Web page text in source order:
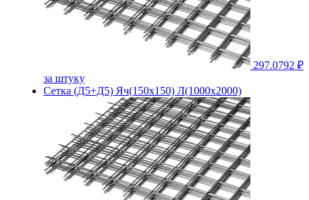
297.0792 ₽
за штуку
Сетка (Д5+Д5) Яч(150х150) Л(1000х2000)